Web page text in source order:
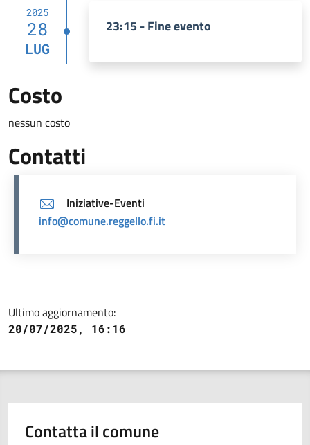
2025
28
LUG
23:15 - Fine evento
Costo
nessun costo
Contatti
Iniziative-Eventi
info@comune.reggello.fi.it
Ultimo aggiornamento:
20/07/2025, 16:16
Contatta il comune